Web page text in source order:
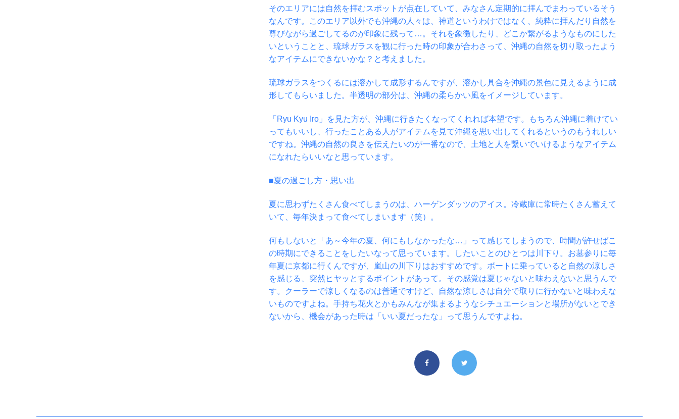
そのエリアには自然を拝むスポットが点在していて、みなさん定期的に拝んでまわっているそう
なんです。このエリア以外でも沖縄の人々は、神道というわけではなく、純粋に拝んだり自然を
尊びながら過ごしてるのが印象に残って…。それを象徴したり、どこか繋がるようなものにした
いということと、琉球ガラスを観に行った時の印象が合わさって、沖縄の自然を切り取ったよう
なアイテムにできないかな？と考えました。
琉球ガラスをつくるには溶かして成形するんですが、溶かし具合を沖縄の景色に見えるように成
形してもらいました。半透明の部分は、沖縄の柔らかい風をイメージしています。
「Ryu Kyu Iro」を見た方が、沖縄に行きたくなってくれれば本望です。もちろん沖縄に着けてい
ってもいいし、行ったことある人がアイテムを見て沖縄を思い出してくれるというのもうれしい
ですね。沖縄の自然の良さを伝えたいのが一番なので、土地と人を繋いでいけるようなアイテム
になれたらいいなと思っています。
■夏の過ごし方・思い出
夏に思わずたくさん食べてしまうのは、ハーゲンダッツのアイス。冷蔵庫に常時たくさん蓄えて
いて、毎年決まって食べてしまいます（笑）。
何もしないと「あ～今年の夏、何にもしなかったな…」って感じてしまうので、時間が許せばこ
の時期にできることをしたいなって思っています。したいことのひとつは川下り。お墓参りに毎
年夏に京都に行くんですが、嵐山の川下りはおすすめです。ボートに乗っていると自然の涼しさ
を感じる、突然ヒヤッとするポイントがあって。その感覚は夏じゃないと味わえないと思うんで
す。クーラーで涼しくなるのは普通ですけど、自然な涼しさは自分で取りに行かないと味わえな
いものですよね。手持ち花火とかもみんなが集まるようなシチュエーションと場所がないとでき
ないから、機会があった時は「いい夏だったな」って思うんですよね。